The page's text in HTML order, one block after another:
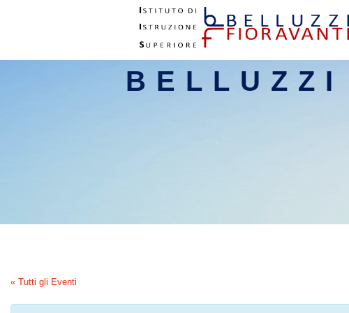
BELLUZZI
« Tutti gli Eventi